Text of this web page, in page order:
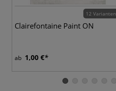
12 Varianten
Clairefontaine Paint ON
ab 1,00 €